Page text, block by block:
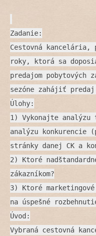
Zadanie:
Cestovná kancelária,
roky, ktorá sa
predajom
sezóne zahájiť
Úlohy:
1) Vykonajte analýzu
analýzu konkurencie
stránky danej CK a
2) Ktoré
zákazníkom?
3) Ktoré
na úspešné
Úvod:
Vybraná cestovná